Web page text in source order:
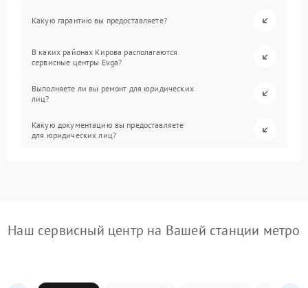
Какую гарантию вы предоставляете?
В каких районах Кирова располагаются
сервисные центры Evga?
Выполняете ли вы ремонт для юридических
лиц?
Какую документацию вы предоставляете
для юридических лиц?
Наш сервисный центр на Вашей станции метро